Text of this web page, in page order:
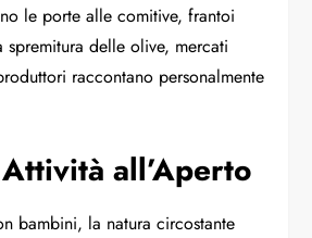
le porte alle comitive, frantoi
spremitura delle olive, mercati
raccontano personalmente
all’Aperto
bambini, la natura circostante